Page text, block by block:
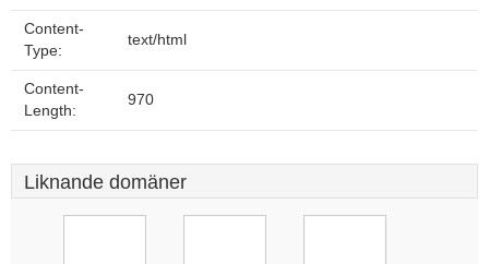
Content-
Type:
text/html
Content-
Length:
970
Liknande domäner